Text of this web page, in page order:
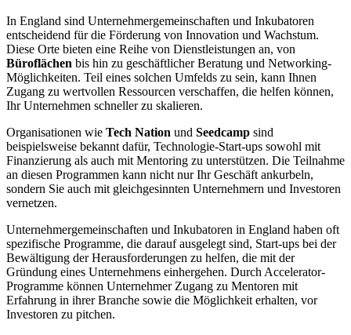
In England sind Unternehmergemeinschaften und Inkubatoren
entscheidend für die Förderung von Innovation und Wachstum.
Diese Orte bieten eine Reihe von Dienstleistungen an, von
Büroflächen bis hin zu geschäftlicher Beratung und Networking-
Möglichkeiten. Teil eines solchen Umfelds zu sein, kann Ihnen
Zugang zu wertvollen Ressourcen verschaffen, die helfen können,
Ihr Unternehmen schneller zu skalieren.
Organisationen wie Tech Nation und Seedcamp sind
beispielsweise bekannt dafür, Technologie-Start-ups sowohl mit
Finanzierung als auch mit Mentoring zu unterstützen. Die Teilnahme
an diesen Programmen kann nicht nur Ihr Geschäft ankurbeln,
sondern Sie auch mit gleichgesinnten Unternehmern und Investoren
vernetzen.
Unternehmergemeinschaften und Inkubatoren in England haben oft
spezifische Programme, die darauf ausgelegt sind, Start-ups bei der
Bewältigung der Herausforderungen zu helfen, die mit der
Gründung eines Unternehmens einhergehen. Durch Accelerator-
Programme können Unternehmer Zugang zu Mentoren mit
Erfahrung in ihrer Branche sowie die Möglichkeit erhalten, vor
Investoren zu pitchen.